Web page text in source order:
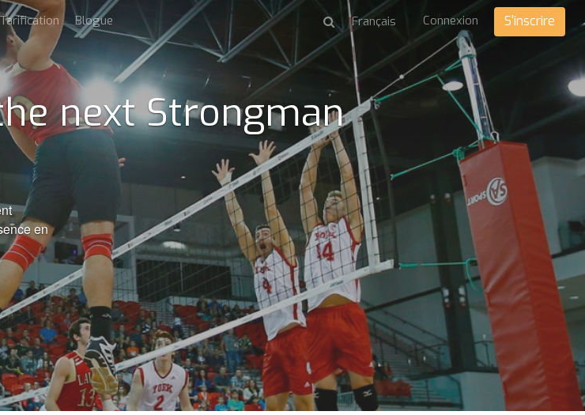
Tarification Blogue Connexion S'inscrire
next Strongman
en